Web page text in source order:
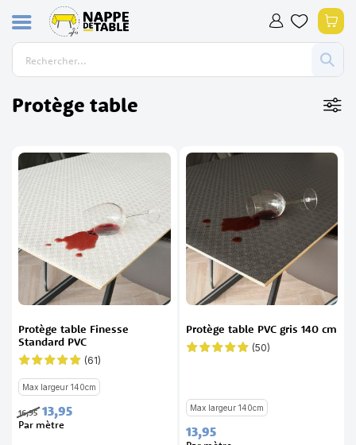
Allez
au
Protège table
Protège table Finesse
Standard PVC
Évaluation: (61)
Max largeur 140cm
13,95
16,95
Par mètre
Protège table PVC gris 140 cm
Évaluation: (50)
Max largeur 140cm
13,95